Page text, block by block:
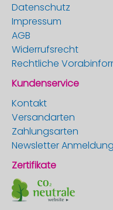
Datenschutz
Impressum
AGB
Widerrufsrecht
Rechtliche
Kundenservice
Kontakt
Versandarten
Zahlungsarten
Newsletter Anmeldung
Zertifikate